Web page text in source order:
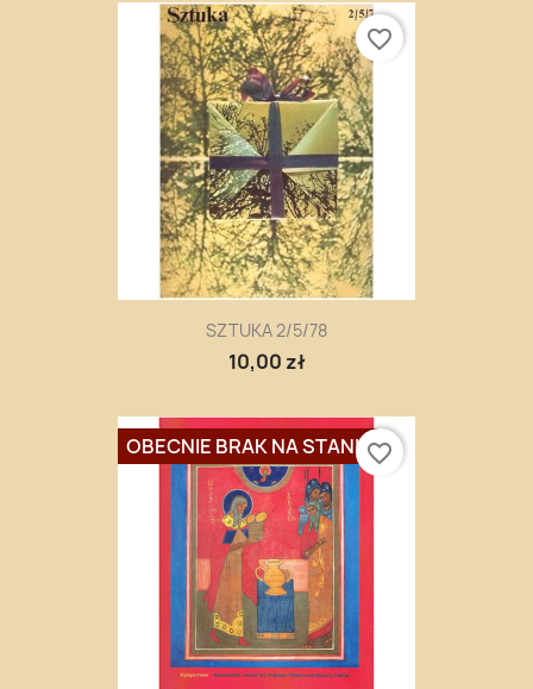
SZTUKA 2/5/78
10,00 zł
favorite_border
OBECNIE BRAK NA STANIEfavorite_border